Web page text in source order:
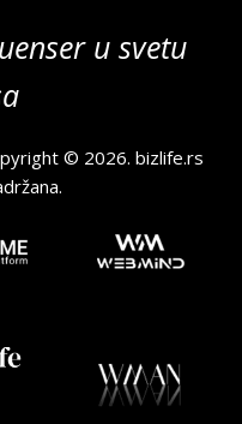
u svetu
© 2026.bizlife.rs